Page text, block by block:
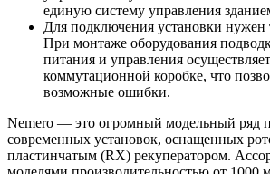
единую систему управления
Для подключения установки нужен
При монтаже оборудования
питания и управления
коммутационной коробке, что
возможные ошибки.
Nemero — это огромный модельный ряд
современных установок, оснащенных
пластинчатым (RX) рекуператором.